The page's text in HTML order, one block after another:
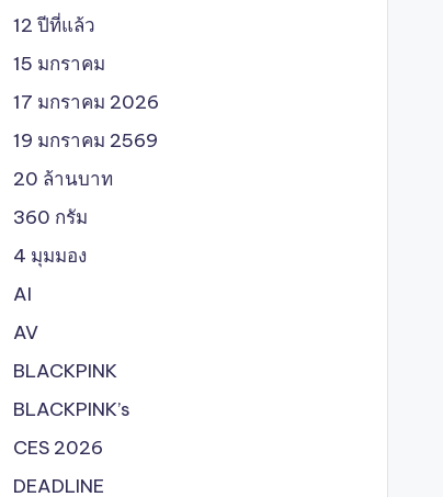
12 ปีที่แล้ว
15 มกราคม
17 มกราคม 2026
19 มกราคม 2569
20 ล้านบาท
360 กรัม
4 มุมมอง
AI
AV
BLACKPINK
BLACKPINK’s
CES 2026
DEADLINE